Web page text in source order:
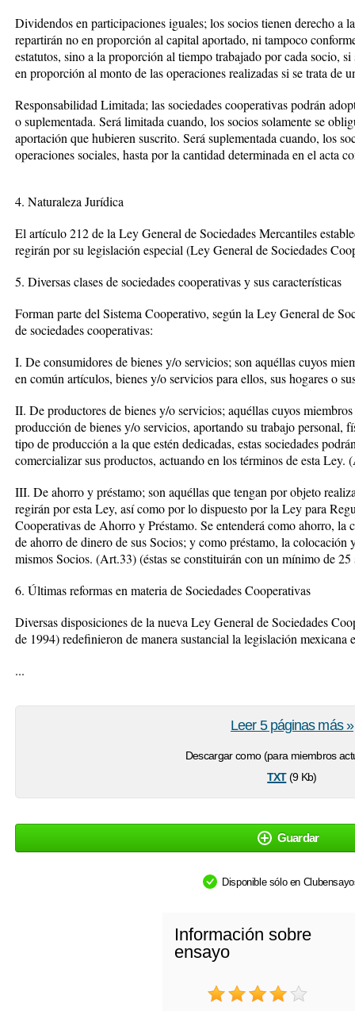
Dividendos en participaciones iguales; los socios tienen derecho a
repartirán no en proporción al capital aportado, ni tampoco
estatutos, sino a la proporción al tiempo trabajado por cada socio,
en proporción al monto de las operaciones realizadas si se trata de
Responsabilidad Limitada; las sociedades cooperativas podrán
o suplementada. Será limitada cuando, los socios solamente se
aportación que hubieren suscrito. Será suplementada cuando, los
operaciones sociales, hasta por la cantidad determinada en el acta
4. Naturaleza Jurídica
El artículo 212 de la Ley General de Sociedades Mercantiles
regirán por su legislación especial (Ley General de Sociedades
5. Diversas clases de sociedades cooperativas y sus características
Forman parte del Sistema Cooperativo, según la Ley General de
de sociedades cooperativas:
I. De consumidores de bienes y/o servicios; son aquéllas cuyos
en común artículos, bienes y/o servicios para ellos, sus hogares o
II. De productores de bienes y/o servicios; aquéllas cuyos
producción de bienes y/o servicios, aportando su trabajo personal,
tipo de producción a la que estén dedicadas, estas sociedades
comercializar sus productos, actuando en los términos de esta Ley.
III. De ahorro y préstamo; son aquéllas que tengan por objeto
regirán por esta Ley, así como por lo dispuesto por la Ley para
Cooperativas de Ahorro y Préstamo. Se entenderá como ahorro, la
de ahorro de dinero de sus Socios; y como préstamo, la colocación
mismos Socios. (Art.33) (éstas se constituirán con un mínimo de 25
6. Últimas reformas en materia de Sociedades Cooperativas
Diversas disposiciones de la nueva Ley General de Sociedades
de 1994) redefinieron de manera sustancial la legislación mexicana
...
Descargar como (para miembros
txt(9 Kb)
Leer 5 páginas más »
Guardar
Disponible sólo en
Información sobre
ensayo